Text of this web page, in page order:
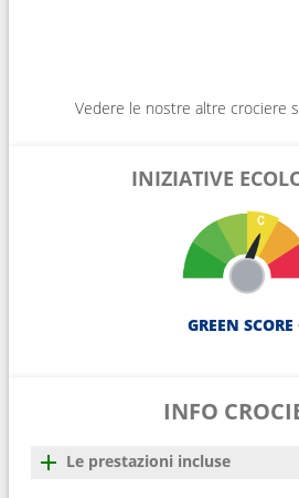
Vedere le nostre altre crociere
INIZIATIVE
GREEN SCORE
INFO
Le prestazioni incluse